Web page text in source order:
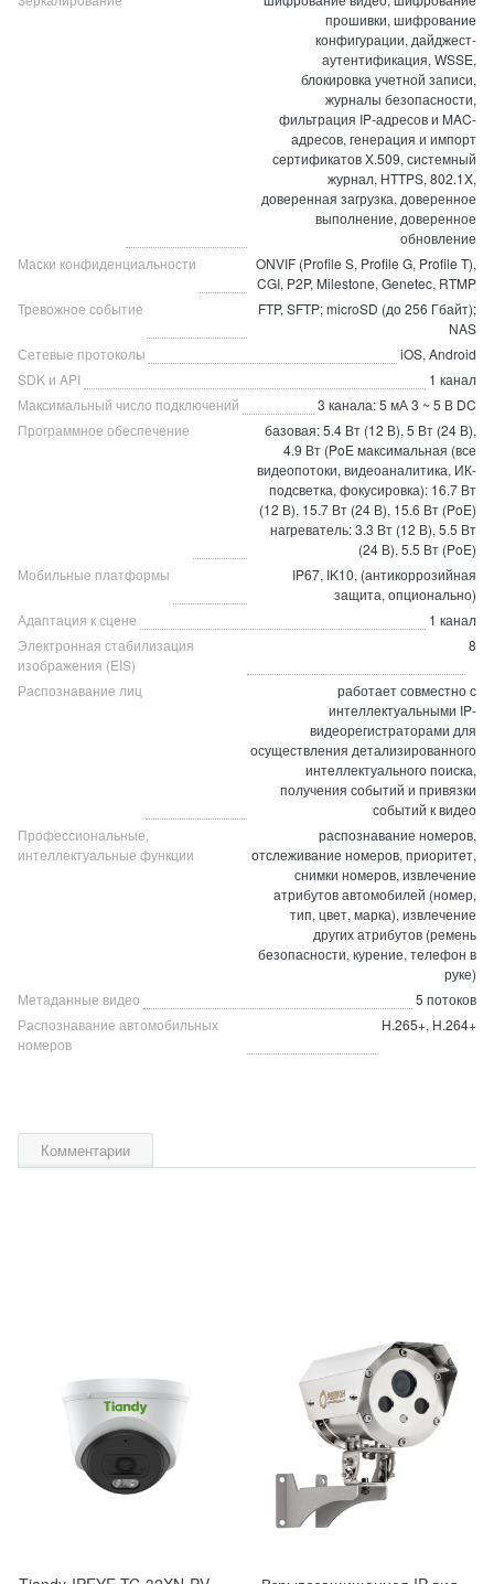
прошивки, шифрование
конфигурации, дайджест-
аутентификация, WSSE,
блокировка учетной записи,
журналы безопасности,
фильтрация IP-адресов и MAC-
адресов, генерация и импорт
сертификатов X.509, системный
журнал, HTTPS, 802.1X,
доверенная загрузка, доверенное
выполнение, доверенное
обновление
Маски конфиденциальности
ONVIF (Profile S, Profile G, Profile T),
CGI, P2P, Milestone, Genetec, RTMP
Тревожное событие
FTP, SFTP; microSD (до 256 Гбайт);
NAS
Сетевые протоколы
iOS, Android
SDK и API
1 канал
Максимальный число подключений
3 канала: 5 мА 3 ~ 5 В DC
Программное обеспечение
базовая: 5.4 Вт (12 В), 5 Вт (24 В),
4.9 Вт (PoE максимальная (все
видеопотоки, видеоаналитика, ИК-
подсветка, фокусировка): 16.7 Вт
(12 В), 15.7 Вт (24 В), 15.6 Вт (PoE)
нагреватель: 3.3 Вт (12 В), 5.5 Вт
(24 В), 5.5 Вт (PoE)
Мобильные платформы
IP67, IK10, (антикоррозийная
защита, опционально)
Адаптация к сцене
1 канал
Электронная стабилизация
изображения (EIS)
8
Распознавание лиц
работает совместно с
интеллектуальными IP-
видеорегистраторами для
осуществления детализированного
интеллектуального поиска,
получения событий и привязки
событий к видео
Профессиональные,
интеллектуальные функции
распознавание номеров,
отслеживание номеров, приоритет,
снимки номеров, извлечение
атрибутов автомобилей (номер,
тип, цвет, марка), извлечение
других атрибутов (ремень
безопасности, курение, телефон в
руке)
Метаданные видео
5 потоков
Распознавание автомобильных
номеров
H.265+, H.264+
Комментарии